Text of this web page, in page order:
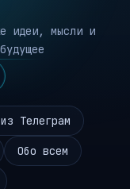
идеи, мысли и
Телеграм
Обо всем